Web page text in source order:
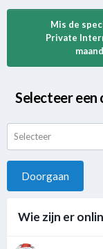
Mis de
Private
Selecteer
Selecteer
Doorgaan
Wie zijn er